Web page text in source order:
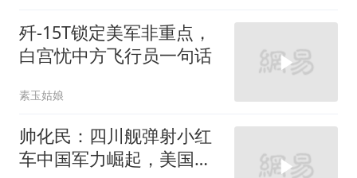
歼-15T锁定美军非重点，
白宫忧中方飞行员一句话
素玉姑娘
帅化民：四川舰弹射小红
车中国军力崛起，美国军